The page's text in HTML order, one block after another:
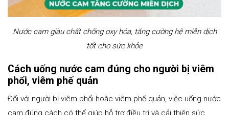
Nước cam giàu chất chống oxy hóa, tăng cường hệ miễn dịch
tốt cho sức khỏe
Cách uống nước cam đúng cho người bị viêm
phổi, viêm phế quản
Đối với người bị viêm phổi hoặc viêm phế quản, việc uống nước
cam đúng cách có thể giúp hỗ trợ điều trị và cải thiện sức